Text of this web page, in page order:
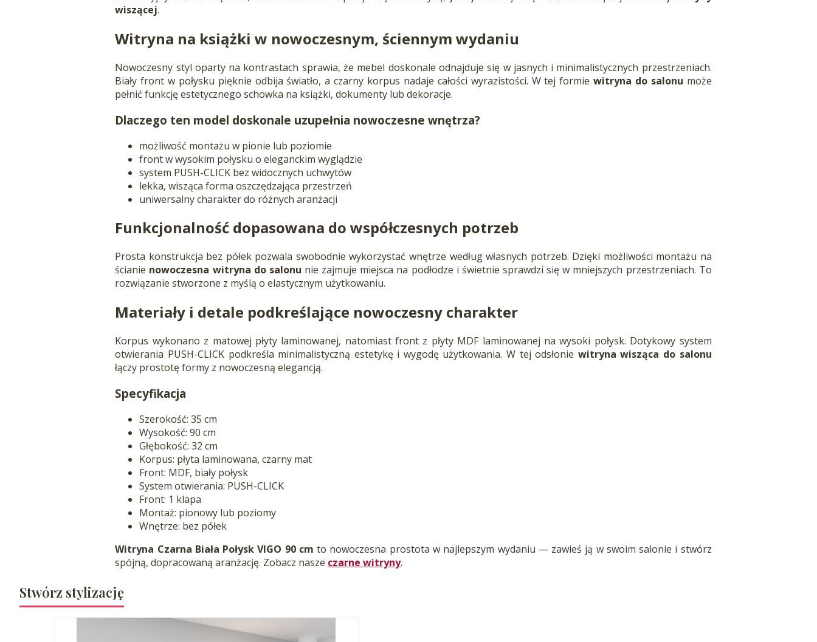
wiszącej.
Witryna na książki w nowoczesnym, ściennym wydaniu
Nowoczesny styl oparty na kontrastach sprawia, że mebel doskonale odnajduje się w jasnych i minimalistycznych przestrzeniach.
Biały front w połysku pięknie odbija światło, a czarny korpus nadaje całości wyrazistości. W tej formiewitryna do salonu może
pełnić funkcję estetycznego schowka na książki, dokumenty lub dekoracje.
Dlaczego ten model doskonale uzupełnia nowoczesne wnętrza?
możliwość montażu w pionie lub poziomie
front w wysokim połysku o eleganckim wyglądzie
system PUSH-CLICK bez widocznych uchwytów
lekka, wisząca forma oszczędzająca przestrzeń
uniwersalny charakter do różnych aranżacji
Funkcjonalność dopasowana do współczesnych potrzeb
Prosta konstrukcja bez półek pozwala swobodnie wykorzystać wnętrze według własnych potrzeb. Dzięki możliwości montażu na
ścianie nowoczesna witryna do salonu nie zajmuje miejsca na podłodze i świetnie sprawdzi się w mniejszych przestrzeniach. To
rozwiązanie stworzone z myślą o elastycznym użytkowaniu.
Materiały i detale podkreślające nowoczesny charakter
Korpus wykonano z matowej płyty laminowanej, natomiast front z płyty MDF laminowanej na wysoki połysk. Dotykowy system
otwierania PUSH-CLICK podkreśla minimalistyczną estetykę i wygodę użytkowania. W tej odsłonie witryna wisząca do salonu
łączy prostotę formy z nowoczesną elegancją.
Specyfikacja
Szerokość: 35 cm
Wysokość: 90 cm
Głębokość: 32 cm
Korpus: płyta laminowana, czarny mat
Front: MDF, biały połysk
System otwierania: PUSH-CLICK
Front: 1 klapa
Montaż: pionowy lub poziomy
Wnętrze: bez półek
Witryna Czarna Biała Połysk VIGO 90 cm to nowoczesna prostota w najlepszym wydaniu — zawieś ją w swoim salonie i stwórz
spójną, dopracowaną aranżację. Zobacz nasze czarne witryny.
Stwórz stylizację